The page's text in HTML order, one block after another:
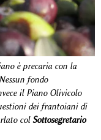
è precaria con la
fondo
il Piano Olivicolo
dei frantoiani di
colSottosegretario